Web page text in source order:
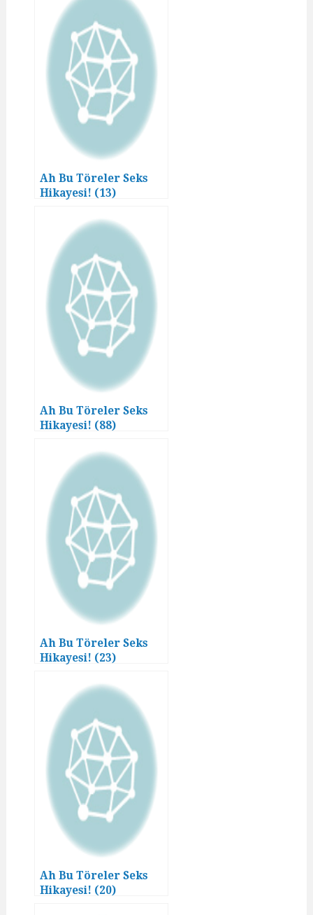
Ah Bu Töreler Seks
Hikayesi! (13)
Ah Bu Töreler Seks
Hikayesi! (88)
Ah Bu Töreler Seks
Hikayesi! (23)
Ah Bu Töreler Seks
Hikayesi! (20)